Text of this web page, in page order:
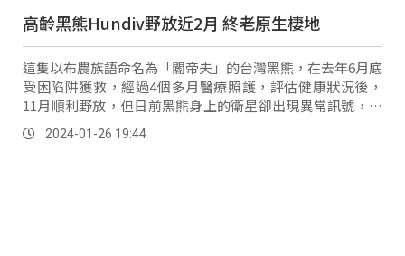
高齡黑熊Hundiv野放近2月 終老原生棲地
這隻以布農族語命名為「閽帝夫」的台灣黑熊，在去年6月底
受困陷阱獲救，經過4個多月醫療照護，評估健康狀況後，
11月順利野放，但日前黑熊身上的衛星卻出現異常訊號，保
育人員上山搜索，發現黑熊已死亡。
2024-01-26 19:44